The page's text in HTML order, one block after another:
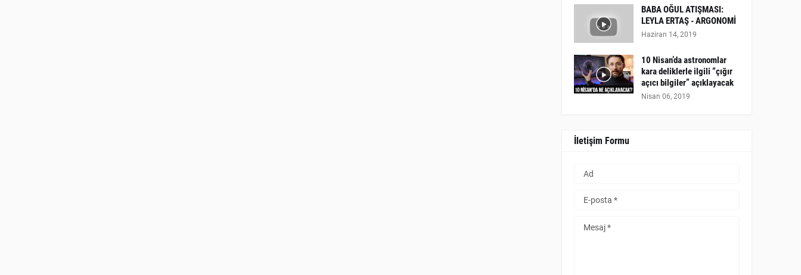
BABA OĞUL ATIŞMASI:
LEYLA ERTAŞ - ARGONOMİ
Haziran 14, 2019
10 Nisan’da astronomlar
kara deliklerle ilgili “çığır
açıcı bilgiler” açıklayacak
Nisan 06, 2019
İletişim Formu